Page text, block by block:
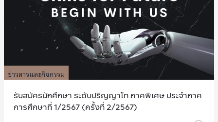
ข่าวสารและกิจกรรม
รับสมัครนักศึกษา ระดับปริญญาโท ภาคพิเศษ ประจำภาค
การศึกษาที่ 1/2567 (ครั้งที่ 2/2567)